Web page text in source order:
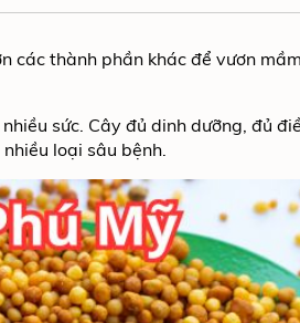
các thành phần khác để vươn
sức. Cây đủ dinh dưỡng, đủ
loại sâu bệnh.